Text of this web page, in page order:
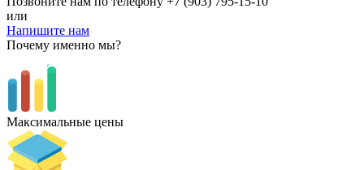
или
Напишите нам
Почему именно мы?
Максимальные цены